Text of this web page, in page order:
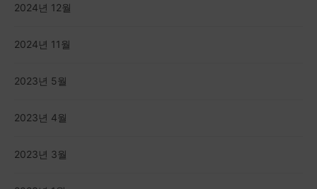
2024년 12월
2024년 11월
2023년 5월
2023년 4월
2023년 3월